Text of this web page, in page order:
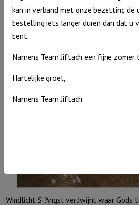
Uitverkocht
Windlicht S “Angst verdwijnt waar Gods
kan in verband met onze bezetting de
bestelling iets langer duren dan dat u
bent.
Namens Team Jiftach een fijne zomer
Hartelijke groet,
Namens Team Jiftach